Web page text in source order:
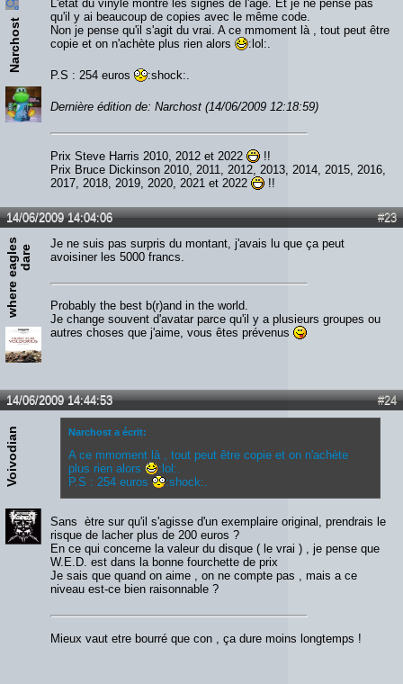
Narchost
L'état du vinyle montre les signes de l'âge. Et je ne pense pas
qu'il y ai beaucoup de copies avec le même code.
Non je pense qu'il s'agit du vrai. A ce mmoment là , tout peut être
copie et on n'achète plus rien alors
:lol:.
P.S : 254 euros :shock:.
Dernière édition de: Narchost (14/06/2009 12:18:59)
Prix Steve Harris 2010, 2012 et 2022
!!
Prix Bruce Dickinson 2010, 2011, 2012, 2013, 2014, 2015, 2016,
2017, 2018, 2019, 2020, 2021 et 2022
!!
#23
14/06/2009 14:04:06
w
h
e
r
e
e
a
g
le
s
d
a
re
Je ne suis pas surpris du montant, j'avais lu que ça peut
avoisiner les 5000 francs.
Probably the best b(r)and in the world.
Je change souvent d'avatar parce qu'il y a plusieurs groupes ou
autres choses que j'aime, vous êtes prévenus
#24
14/06/2009 14:44:53
Voivodian Narchost a écrit:
A ce mmoment là , tout peut être copie et on n'achète
plus rien alors
:lol:.
P.S : 254 euros
:shock:.
Sans ètre sur qu'il s'agisse d'un exemplaire original, prendrais le
risque de lacher plus de 200 euros ?
En ce qui concerne la valeur du disque ( le vrai ) , je pense que
W.E.D. est dans la bonne fourchette de prix
Je sais que quand on aime , on ne compte pas , mais a ce
niveau est-ce bien raisonnable ?
Mieux vaut etre bourré que con , ça dure moins longtemps !